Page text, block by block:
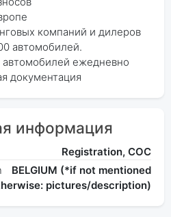
компаний и дилеров
автомобилей.
ежедневно
документация
информация
Registration, COC
BELGIUM (*if not mentioned
pictures/description)